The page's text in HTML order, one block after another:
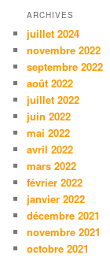
ARCHIVES
juillet 2024
novembre 2022
septembre 2022
août 2022
juillet 2022
juin 2022
mai 2022
avril 2022
mars 2022
février 2022
janvier 2022
décembre 2021
novembre 2021
octobre 2021